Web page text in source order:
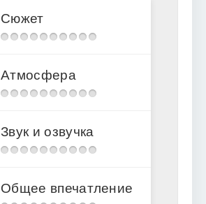
Сюжет
Атмосфера
Звук и озвучка
Общее впечатление